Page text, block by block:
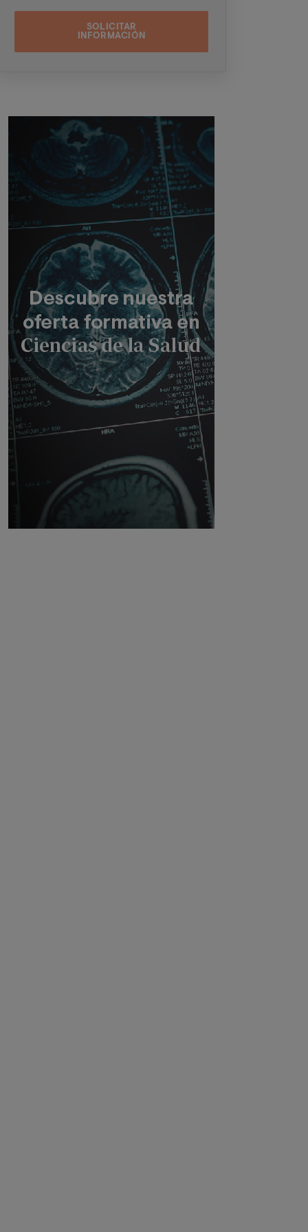
contactar con usted a través de medios
WhatsApp y/o correo
electrónico) y por medios telefónicos, siendo
supresión, rectificación, oposición, limitación
y portabilidad, mediante carta a Universitat
Internacional Valenciana – Valencian
International University S.L. - Apartado de
Correos 221 de Barcelona, o remitiendo un
rgpd@universidadviu.com. Asimismo,
cuando lo considere oportuno podrá
presentar una reclamación ante la Agencia
Española de protección de datos.
Podrá ponerse en contacto con nuestro
Delegado de Protección de Datos mediante
escrito dirigido adpo@planeta.es
o a Grupo
Planeta, At.: Delegado de Protección de
Datos, Avda. Diagonal 662-664, 08034
Barcelona.